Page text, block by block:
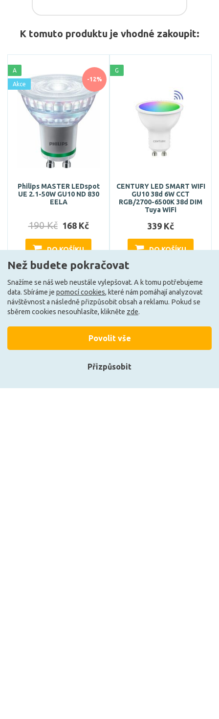
K tomuto produktu je vhodné zakoupit:
-12%
A
Akce
Philips MASTER LEDspot
UE 2.1-50W GU10 ND 830
EELA
190 Kč 168 Kč
DO KOŠÍKU
Skladem e-shop (4 ks)
G
CENTURY LED SMART WIFI
GU10 38d 6W CCT
RGB/2700-6500K 38d DIM
Tuya WiFi
339 Kč
DO KOŠÍKU
Může být u Vás 21. 9.
G A
Než budete pokračovat
Snažíme se náš web neustále vylepšovat. A k tomu potřebujeme
data. Sbíráme je pomocí cookies, které nám pomáhají analyzovat
návštěvnost a následně přizpůsobit obsah a reklamu. Pokud se
sběrem cookies nesouhlasíte, klikněte zde.
Přizpůsobit
Povolit vše